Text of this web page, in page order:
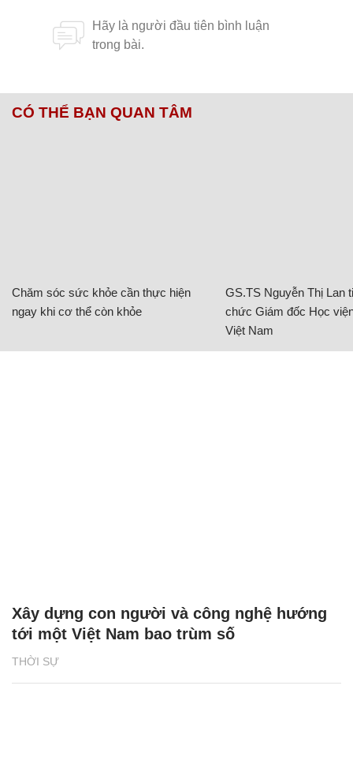
CÓ THỂ BẠN QUAN TÂM
Chăm sóc sức khỏe cần thực hiện
ngay khi cơ thể còn khỏe
GS.TS Nguyễn Thị Lan
chức Giám đốc Học
Việt Nam
THỜI SỰ
Xây dựng con người và công nghệ hướng
tới một Việt Nam bao trùm số